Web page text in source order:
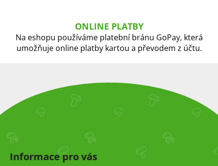
ONLINE PLATBY
Na eshopu používáme platební bránu GoPay, která
umožňuje online platby kartou a převodem z účtu.
Informace pro vás